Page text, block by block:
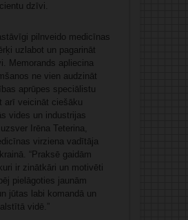
dzīvi.
pilnveido medicīnas
uzlabot un pagarināt
Memorands apliecina
ne vien audzināt
aprūpes speciālistu
arī veicināt ciešāku
vides un industrijas
Irēna Teterina,
virziena vadītāja
“Praksē gaidām
ir zinātkāri un motivēti
pielāgoties jaunām
jūtas labi komandā un
vidē.”